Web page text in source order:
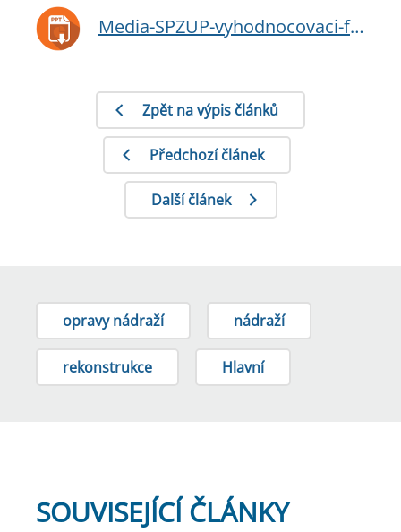
Media-SPZUP-vyhodnocovaci-faze.ppt
Zpět na výpis článků
Předchozí článek
Další článek
opravy nádraží nádraží
rekonstrukce Hlavní
SOUVISEJÍCÍ ČLÁNKY